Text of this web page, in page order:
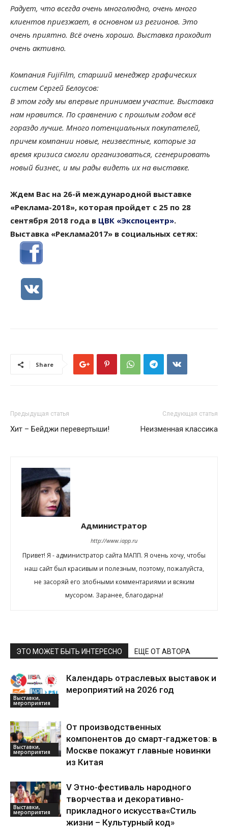
Радует, что всегда очень многолюдно, очень много
клиентов приезжает, в основном из регионов. Это
очень приятно. Всё очень хорошо. Выставка проходит
очень активно.
Компания FujiFilm, старший менеджер графических
систем Сергей Белоусов:
В этом году мы впервые принимаем участие. Выставка
нам нравится. По сравнению с прошлым годом всё
гораздо лучше. Много потенциальных покупателей,
причем компании новые, неизвестные, которые за
время кризиса смогли организоваться, сгенерировать
новый бизнес, и мы рады видеть их на выставке.
Ждем Вас на 26-й международной выставке
«Реклама-2018», которая пройдет с 25 по 28
сентября 2018 года в ЦВК «Экспоцентр».
Выставка «Реклама2017» в социальных сетях:
Share
Предыдущая статья
Хит – Бейджи перевертыши!
Следующая статья
Неизменная классика
Администратор
http://www.iapp.ru
Привет! Я - администратор сайта МАПП. Я очень хочу, чтобы
наш сайт был красивым и полезным, поэтому, пожалуйста,
не засоряй его злобными комментариями и всяким
мусором. Заранее, благодарна!
ЭТО МОЖЕТ БЫТЬ ИНТЕРЕСНО ЕЩЕ ОТ АВТОРА
Выставки,
мероприятия
Календарь отраслевых выставок и
мероприятий на 2026 год
Выставки,
мероприятия
От производственных
компонентов до смарт-гаджетов: в
Москве покажут главные новинки
из Китая
Выставки,
мероприятия
V Этно-фестиваль народного
творчества и декоративно-
прикладного искусства«Стиль
жизни – Культурный код»